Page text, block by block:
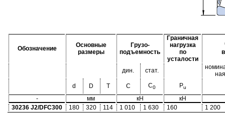
Обозначение
Основные
размеры
Грузо-
подъемность
Граничная
нагрузка
по
усталости
дин. стат.
ная
d
D T C C0 Pu
- мм кН
кН
30236 J2/DFC300
180 320 114 1 010 1 630 160 1 200